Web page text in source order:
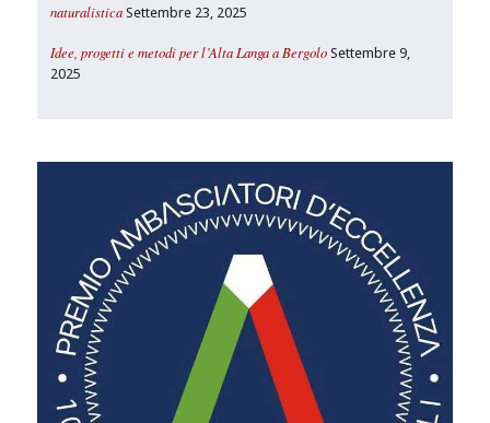
naturalistica Settembre 23, 2025
Idee, progetti e metodi per l’Alta Langa a Bergolo Settembre 9,
2025